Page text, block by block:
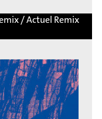
/ Actuel Remix